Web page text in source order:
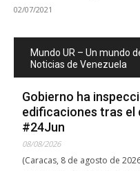
02/07/2021
Mundo UR – Un mundo
Noticias de Venezuela
Gobierno ha
edificaciones tras el
#24Jun
08/08/2026
(Caracas, 8 de agosto de